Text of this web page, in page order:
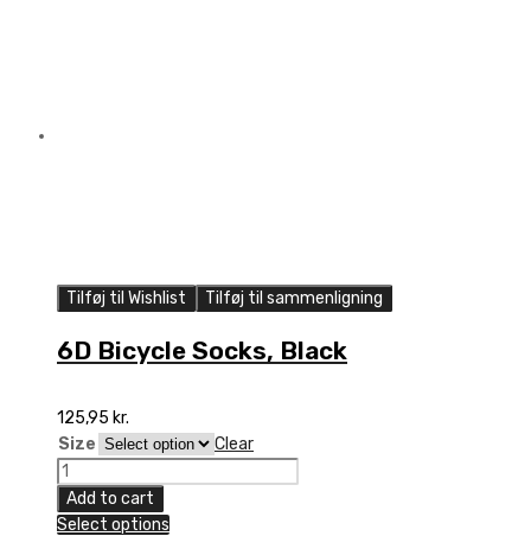
Tilføj til Wishlist Tilføj til sammenligning
6D Bicycle Socks, Black
125,95 kr.
Size
Clear
6D
Bicycle
Socks,
Add to cart
Select options